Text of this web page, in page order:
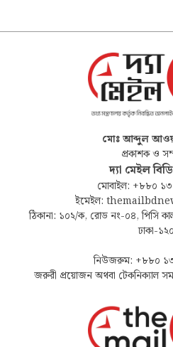
মোঃ আব্দুল
প্রকাশক ও
দ্যা মেইল
মোবাইল: +৮৮০
ইমেইল:
ঠিকানা: ১০২/ক, রোড নং-০৪, পিসি
ঢাকা-
নিউজরুম: +৮৮০
জরুরী প্রয়োজন অথবা টেকনিক্যাল